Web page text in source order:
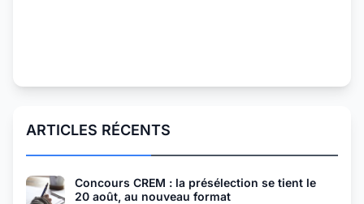
ARTICLES RÉCENTS
Concours CREM : la présélection se tient le
20 août, au nouveau format